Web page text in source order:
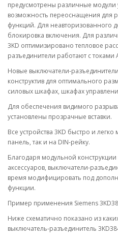
предусмотрены различные
возможность переоснащения для
функций. Для неавторизованного
блокировка включения. Для
3KD оптимизировано тепловое
разъединители работают с токами
Новые выключатели-
конструктив для оптимального
силовых шкафах, шкафах
Для обеспечения видимого
установлены прозрачные вставки.
Все устройства 3KD быстро и
панель, так и на DIN-рейку.
Благодаря модульной
аксессуаров, выключатели-
время модифицировать под
функции.
Пример применения Siemens
Ниже схематично показано из
выключатель-разъединитель